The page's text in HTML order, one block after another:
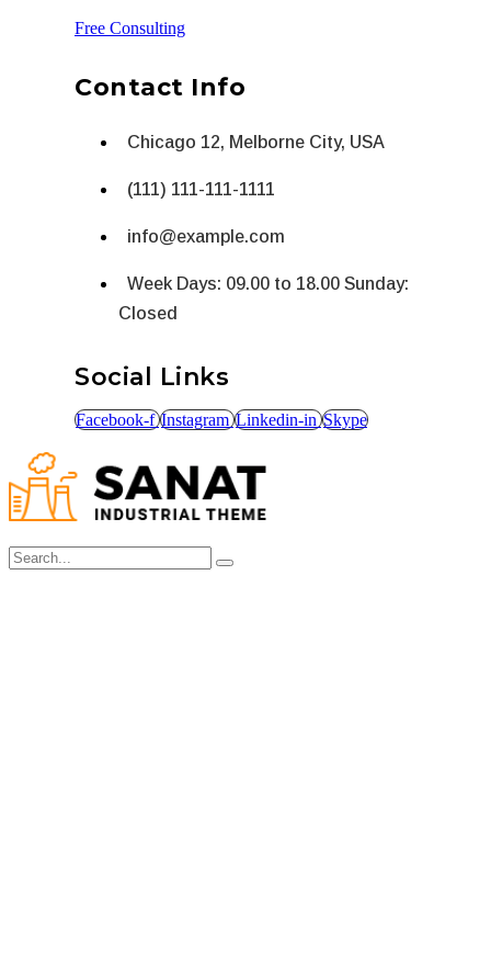
Free Consulting
Contact Info
Chicago 12, Melborne City, USA
(111) 111-111-1111
info@example.com
Week Days: 09.00 to 18.00 Sunday:
Closed
Social Links
Facebook-f Instagram Linkedin-in Skype